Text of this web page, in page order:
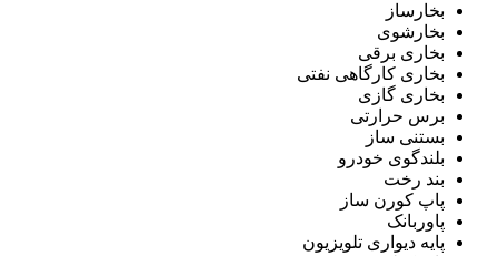
بخارساز
بخارشوی
بخاری برقی
بخاری کارگاهی نفتی
بخاری گازی
برس حرارتی
بستنی ساز
بلندگوی خودرو
بند رخت
پاپ کورن ساز
پاوربانک
پایه دیواری تلویزیون